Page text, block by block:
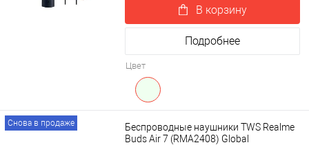
В корзину
Подробнее
Цвет
Снова в продаже
Беспроводные наушники TWS Realme
Buds Air 7 (RMA2408) Global